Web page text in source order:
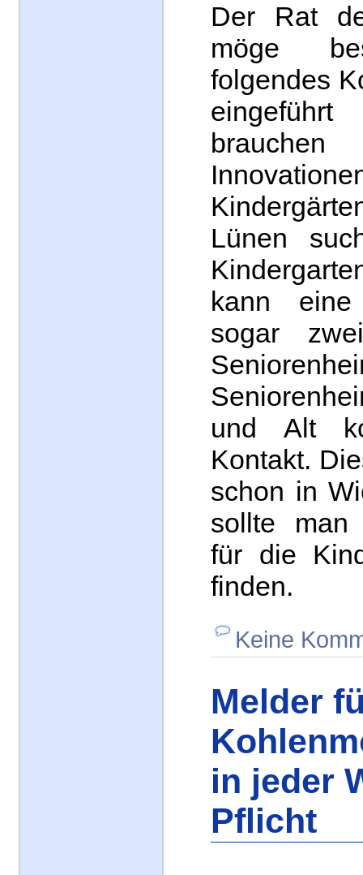
Der Rat
möge
folgendes
Lünen
kann
sogar
und Alt
Kontakt.
schon in
sollte man
für die
finden.
Keine
Melder
in jeder
Pflicht